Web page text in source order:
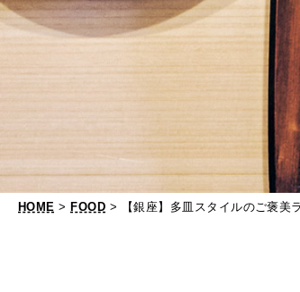
お
天
ぷ
らHOME > FOOD > 【銀座】多皿スタイルのご褒美